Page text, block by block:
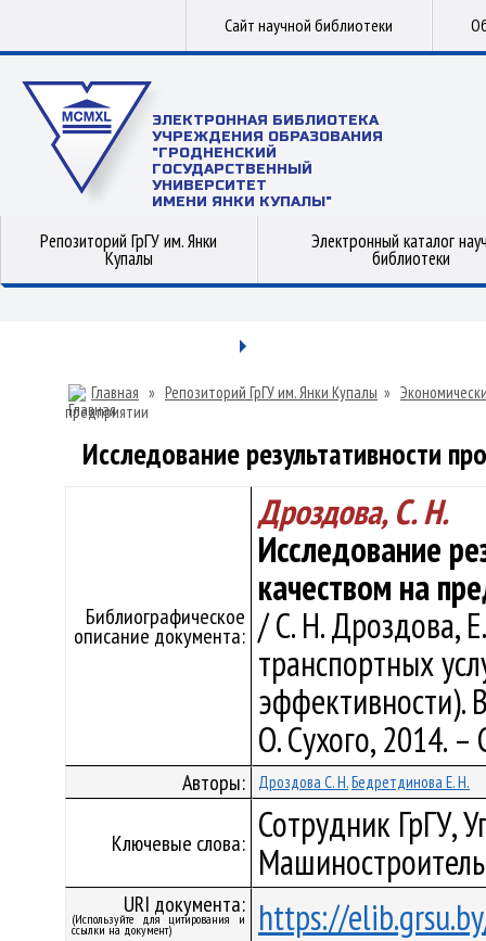
Сайт научной библиотеки
ЭЛЕКТРОННАЯ БИБЛИОТЕКА
УЧРЕЖДЕНИЯ ОБРАЗОВАНИЯ
"ГРОДНЕНСКИЙ
ГОСУДАРСТВЕННЫЙ
УНИВЕРСИТЕТ
ИМЕНИ ЯНКИ КУПАЛЫ"
Репозиторий ГрГУ им. Янки
Купалы
Электронный каталог
библиотеки
Главная » Репозиторий ГрГУ им. Янки Купалы »
предприятии
Исследование результативности
Библиографическое
описание документа:
Дроздова, С. Н.
Исследование
качеством на
/ С. Н. Дроздова,
транспортных
эффективности).
О. Сухого, 2014.
Авторы: Дроздова С. Н.Бедретдинова Е. Н.
Ключевые слова: Сотрудник ГрГУ,
URI документа:
(Используйте для цитирования и
ссылки на документ) https://